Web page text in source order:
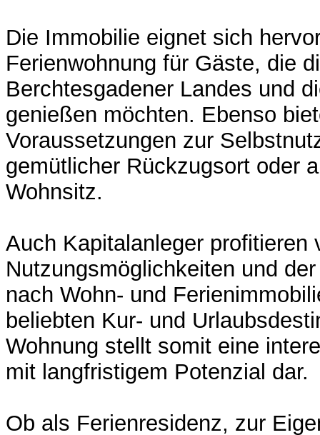
Die Immobilie eignet sich
Ferienwohnung für Gäste, die
Berchtesgadener Landes und
genießen möchten. Ebenso
Voraussetzungen zur
gemütlicher Rückzugsort oder
Wohnsitz.
Auch Kapitalanleger profitieren
Nutzungsmöglichkeiten und
nach Wohn- und
beliebten Kur- und
Wohnung stellt somit eine
mit langfristigem Potenzial dar.
Ob als Ferienresidenz, zur